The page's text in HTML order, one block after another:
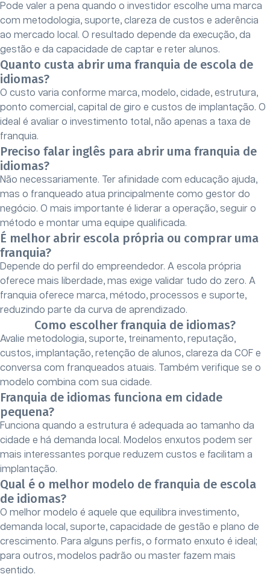
Pode valer a pena quando o investidor escolhe uma marca
com metodologia, suporte, clareza de custos e aderência
ao mercado local. O resultado depende da execução, da
gestão e da capacidade de captar e reter alunos.
Quanto custa abrir uma franquia de escola de
idiomas?
O custo varia conforme marca, modelo, cidade, estrutura,
ponto comercial, capital de giro e custos de implantação. O
ideal é avaliar o investimento total, não apenas a taxa de
franquia.
Preciso falar inglês para abrir uma franquia de
idiomas?
Não necessariamente. Ter afinidade com educação ajuda,
mas o franqueado atua principalmente como gestor do
negócio. O mais importante é liderar a operação, seguir o
método e montar uma equipe qualificada.
É melhor abrir escola própria ou comprar uma
franquia?
Depende do perfil do empreendedor. A escola própria
oferece mais liberdade, mas exige validar tudo do zero. A
franquia oferece marca, método, processos e suporte,
reduzindo parte da curva de aprendizado.
Como escolher franquia de idiomas?
Avalie metodologia, suporte, treinamento, reputação,
custos, implantação, retenção de alunos, clareza da COF e
conversa com franqueados atuais. Também verifique se o
modelo combina com sua cidade.
Franquia de idiomas funciona em cidade
pequena?
Funciona quando a estrutura é adequada ao tamanho da
cidade e há demanda local. Modelos enxutos podem ser
mais interessantes porque reduzem custos e facilitam a
implantação.
Qual é o melhor modelo de franquia de escola
de idiomas?
O melhor modelo é aquele que equilibra investimento,
demanda local, suporte, capacidade de gestão e plano de
crescimento. Para alguns perfis, o formato enxuto é ideal;
para outros, modelos padrão ou master fazem mais
sentido.